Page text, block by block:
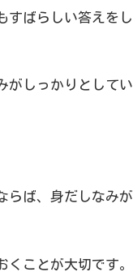
すばらしい答えをし
がしっかりとしてい
らば、身だしなみが
ことが大切です。